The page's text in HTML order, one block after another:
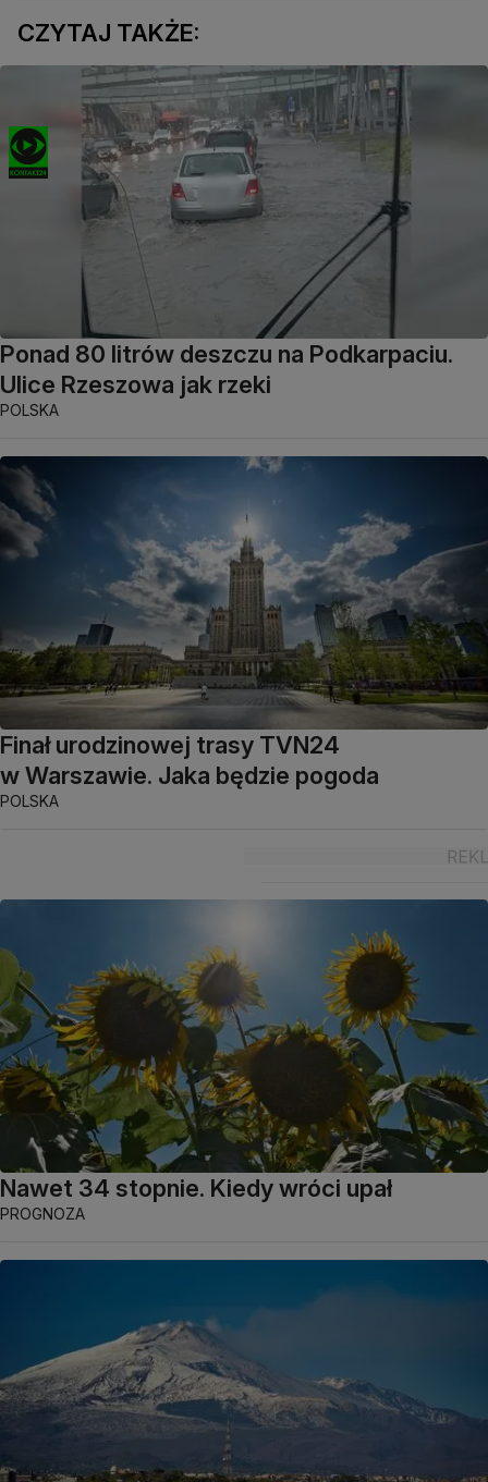
CZYTAJ TAKŻE:
Ponad 80 litrów deszczu na Podkarpaciu.
Ulice Rzeszowa jak rzeki
POLSKA
Finał urodzinowej trasy TVN24
w Warszawie. Jaka będzie pogoda
POLSKA
Nawet 34 stopnie. Kiedy wróci upał
PROGNOZA